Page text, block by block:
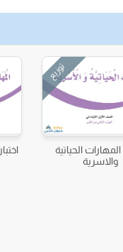
توزيع
الحياتية
والاسرية